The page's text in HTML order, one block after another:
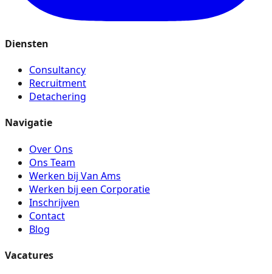
Diensten
Consultancy
Recruitment
Detachering
Navigatie
Over Ons
Ons Team
Werken bij Van Ams
Werken bij een Corporatie
Inschrijven
Contact
Blog
Vacatures